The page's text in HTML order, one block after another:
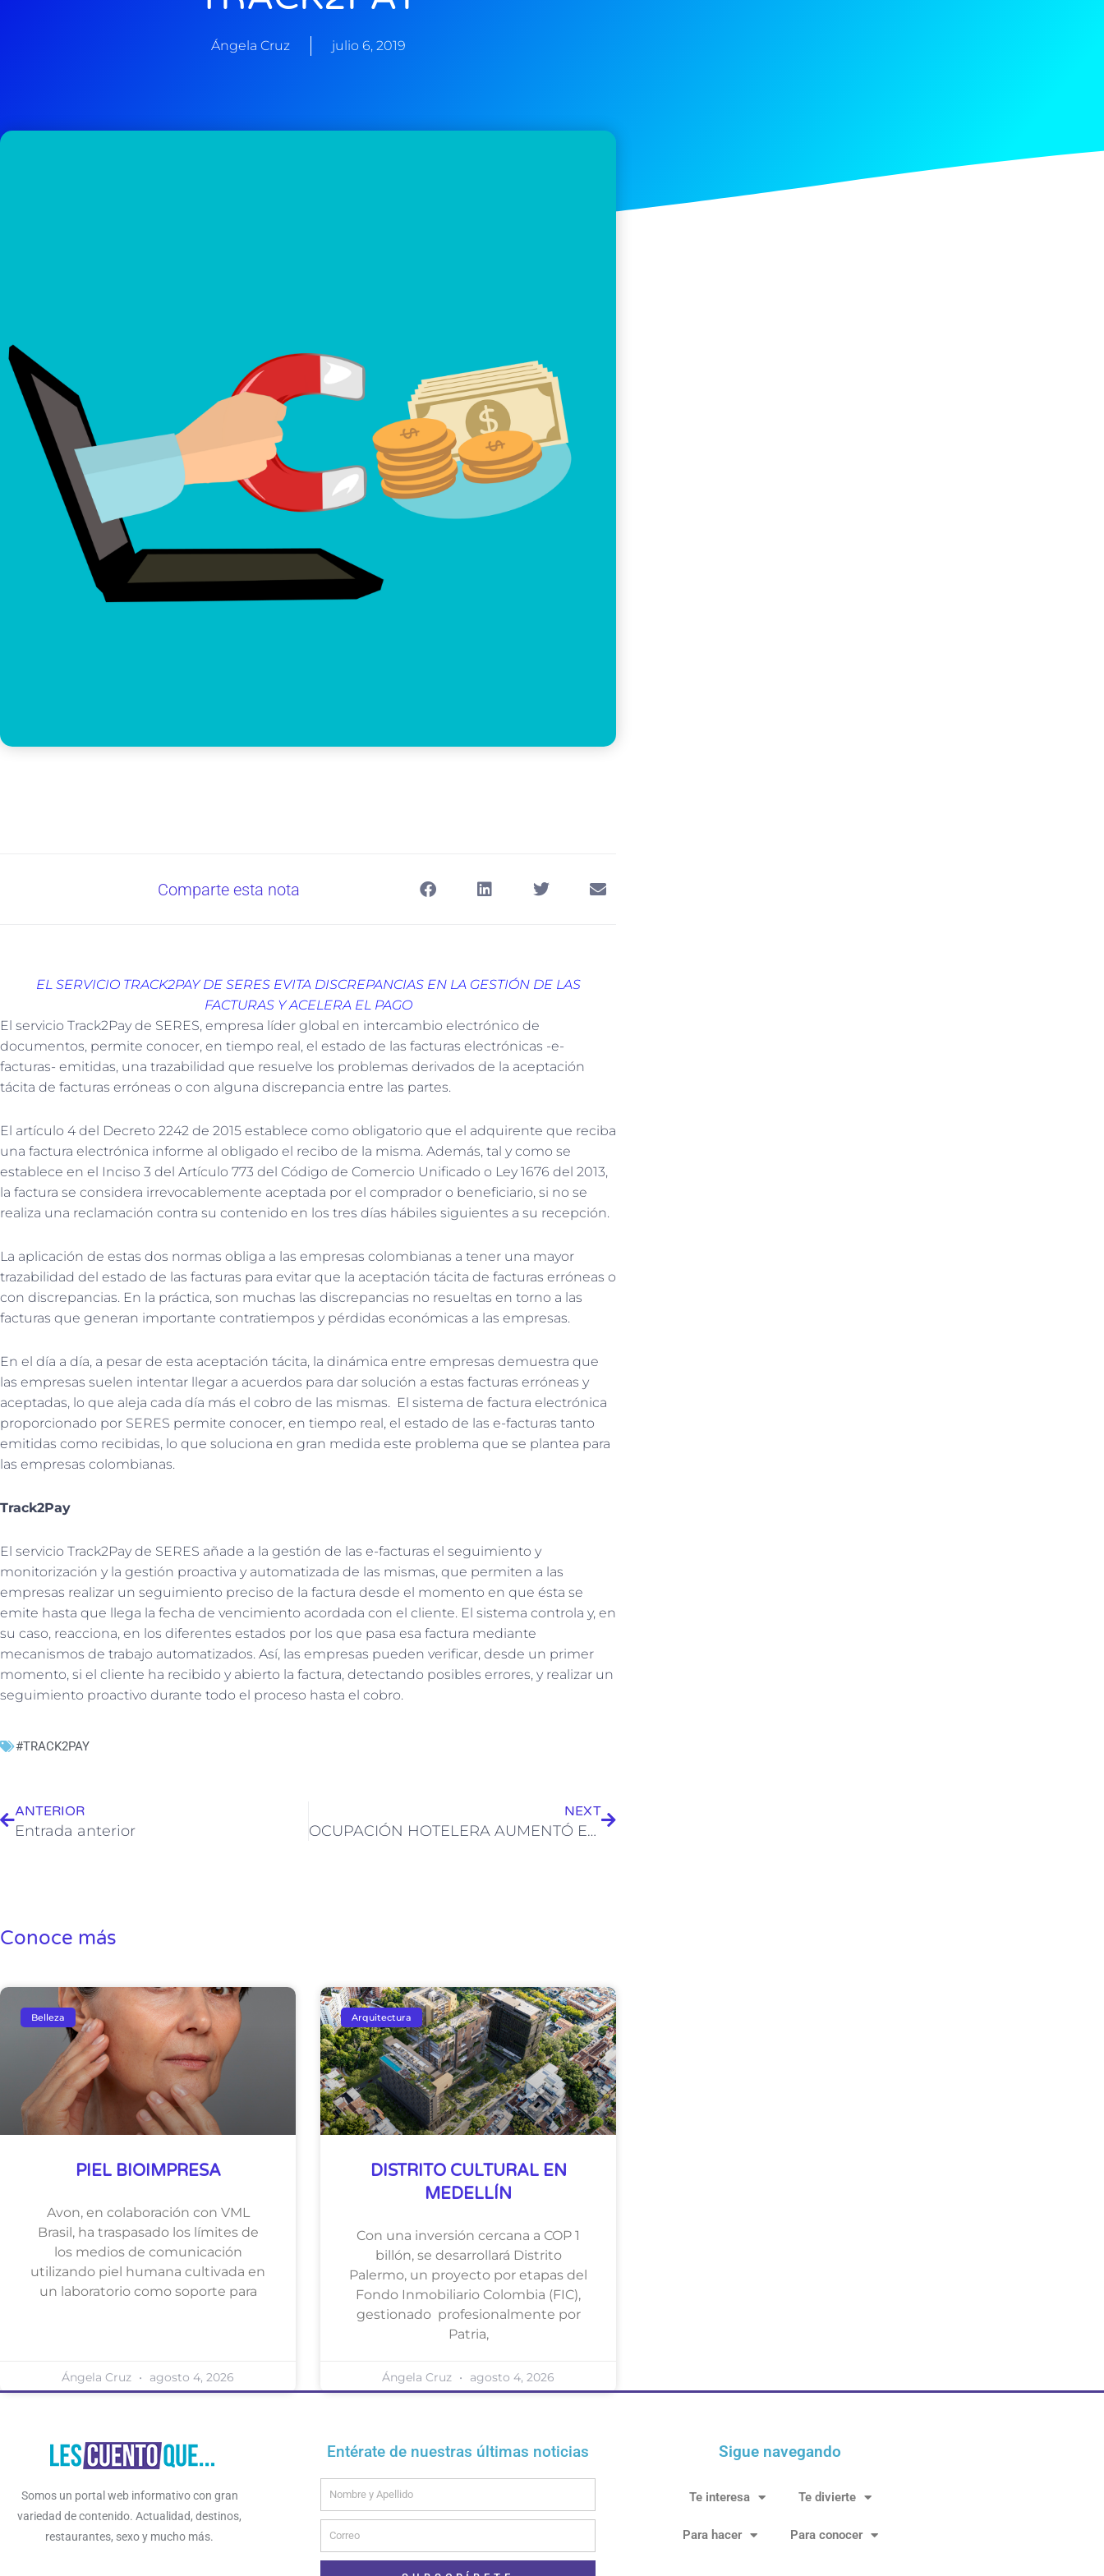
Ángela Cruz julio 6, 2019
Comparte esta nota
EL SERVICIO TRACK2PAY DE SERES EVITA DISCREPANCIAS EN LA GESTIÓN DE LAS
FACTURAS Y ACELERA EL PAGO
El servicio Track2Pay de SERES, empresa líder global en intercambio electrónico de
documentos, permite conocer, en tiempo real, el estado de las facturas electrónicas -e-
facturas- emitidas, una trazabilidad que resuelve los problemas derivados de la aceptación
tácita de facturas erróneas o con alguna discrepancia entre las partes.
El artículo 4 del Decreto 2242 de 2015 establece como obligatorio que el adquirente que reciba
una factura electrónica informe al obligado el recibo de la misma. Además, tal y como se
establece en el Inciso 3 del Artículo 773 del Código de Comercio Unificado o Ley 1676 del 2013,
la factura se considera irrevocablemente aceptada por el comprador o beneficiario, si no se
realiza una reclamación contra su contenido en los tres días hábiles siguientes a su recepción.
La aplicación de estas dos normas obliga a las empresas colombianas a tener una mayor
trazabilidad del estado de las facturas para evitar que la aceptación tácita de facturas erróneas o
con discrepancias. En la práctica, son muchas las discrepancias no resueltas en torno a las
facturas que generan importante contratiempos y pérdidas económicas a las empresas.
En el día a día, a pesar de esta aceptación tácita, la dinámica entre empresas demuestra que
las empresas suelen intentar llegar a acuerdos para dar solución a estas facturas erróneas y
aceptadas, lo que aleja cada día más el cobro de las mismas. El sistema de factura electrónica
proporcionado por SERES permite conocer, en tiempo real, el estado de las e-facturas tanto
emitidas como recibidas, lo que soluciona en gran medida este problema que se plantea para
las empresas colombianas.
Track2Pay
El servicio Track2Pay de SERES añade a la gestión de las e-facturas el seguimiento y
monitorización y la gestión proactiva y automatizada de las mismas, que permiten a las
empresas realizar un seguimiento preciso de la factura desde el momento en que ésta se
emite hasta que llega la fecha de vencimiento acordada con el cliente. El sistema controla y, en
su caso, reacciona, en los diferentes estados por los que pasa esa factura mediante
mecanismos de trabajo automatizados. Así, las empresas pueden verificar, desde un primer
momento, si el cliente ha recibido y abierto la factura, detectando posibles errores, y realizar un
seguimiento proactivo durante todo el proceso hasta el cobro.
#TRACK2PAY
ANTERIOR
Entrada anterior
NEXT
OCUPACIÓN HOTELERA AUMENTÓ EN MAYO
Conoce más
Belleza
PIEL BIOIMPRESA
Avon, en colaboración con VML
Brasil, ha traspasado los límites de
los medios de comunicación
utilizando piel humana cultivada en
un laboratorio como soporte para
Ángela Cruz agosto 4, 2026
Arquitectura
DISTRITO CULTURAL EN
MEDELLÍN
Con una inversión cercana a COP 1
billón, se desarrollará Distrito
Palermo, un proyecto por etapas del
Fondo Inmobiliario Colombia (FIC),
gestionado profesionalmente por
Patria,
Ángela Cruz agosto 4, 2026
Somos un portal web informativo con gran
variedad de contenido. Actualidad, destinos,
restaurantes, sexo y mucho más.
Entérate de nuestras últimas noticias
Name
Email
Sigue navegando
Te interesa Te divierte
Para hacer Para conocer